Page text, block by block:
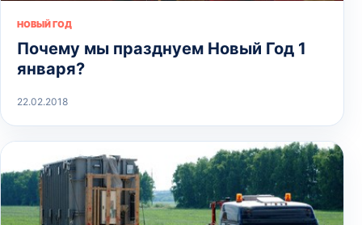
НОВЫЙ ГОД
Почему мы празднуем Новый Год 1
января?
22.02.2018